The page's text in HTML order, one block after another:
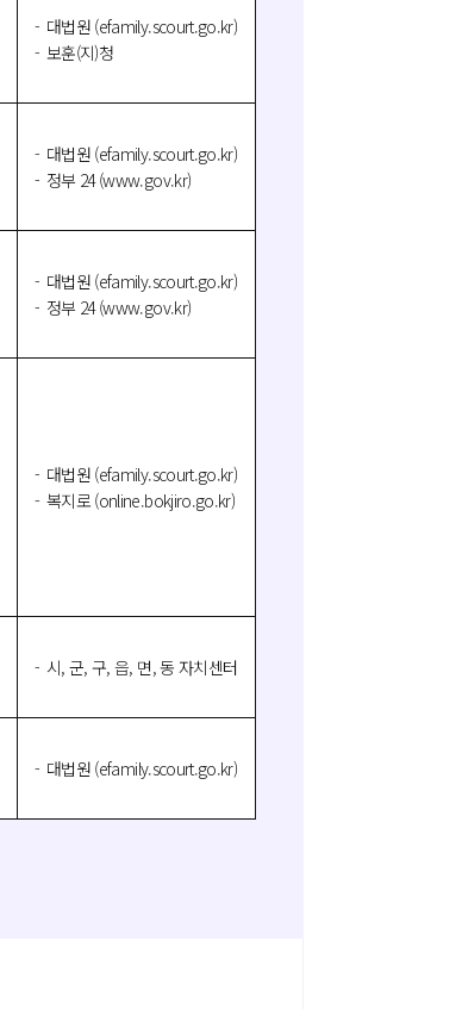
대법원 (efamily.scourt.go.kr)
보훈(지)청
대법원 (efamily.scourt.go.kr)
정부 24 (www.gov.kr)
대법원 (efamily.scourt.go.kr)
정부 24 (www.gov.kr)
대법원 (efamily.scourt.go.kr)
복지로 (online.bokjiro.go.kr)
시, 군, 구, 읍, 면, 동 자치센터
대법원 (efamily.scourt.go.kr)